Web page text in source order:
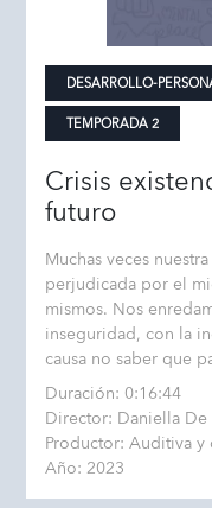
DESARROLLO-
TEMPORADA 2
Crisis
futuro
Muchas veces
perjudicada por el
mismos. Nos
inseguridad, con la
causa no saber que
Duración: 0:16:44
Director: Daniella De
Productor: Auditiva y
Año: 2023